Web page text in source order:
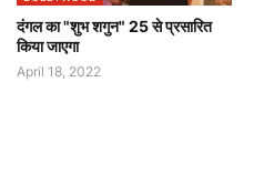
दंगल का "शुभ शगुन" 25 से प्रसारित
किया जाएगा
April 18, 2022